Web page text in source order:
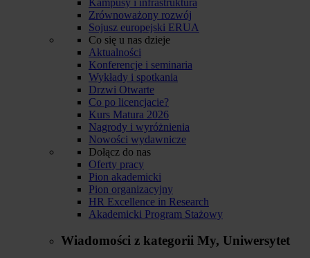
Zrównoważony rozwój
Sojusz europejski ERUA
Co się u nas dzieje
Aktualności
Konferencje i seminaria
Wykłady i spotkania
Drzwi Otwarte
Co po licencjacie?
Kurs Matura 2026
Nagrody i wyróżnienia
Nowości wydawnicze
Dołącz do nas
Oferty pracy
Pion akademicki
Pion organizacyjny
HR Excellence in Research
Akademicki Program Stażowy
Wiadomości z kategorii My, Uniwersytet